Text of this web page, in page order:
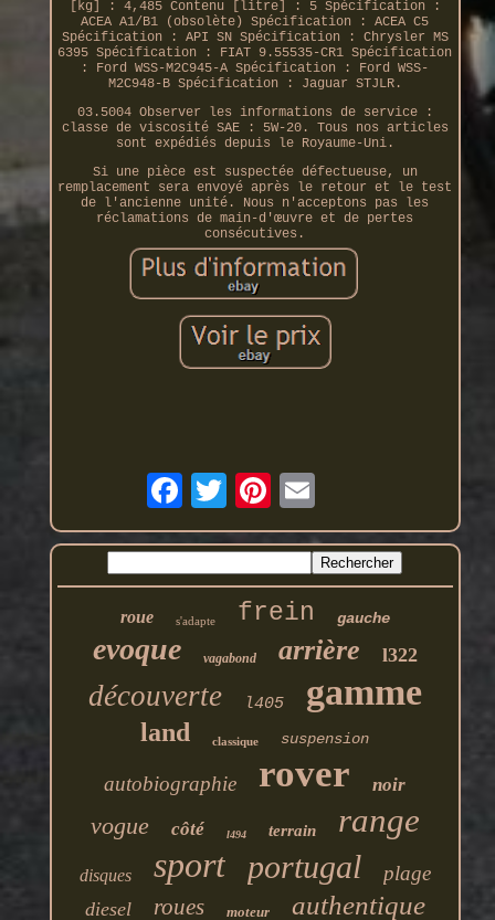
[kg] : 4,485 Contenu [litre] : 5 Spécification :
ACEA A1/B1 (obsolète) Spécification : ACEA C5
Spécification : API SN Spécification : Chrysler MS
6395 Spécification : FIAT 9.55535-CR1 Spécification
: Ford WSS-M2C945-A Spécification : Ford WSS-
M2C948-B Spécification : Jaguar STJLR.
03.5004 Observer les informations de service :
classe de viscosité SAE : 5W-20. Tous nos articles
sont expédiés depuis le Royaume-Uni.
Si une pièce est suspectée défectueuse, un
remplacement sera envoyé après le retour et le test
de l'ancienne unité. Nous n'acceptons pas les
réclamations de main-d'œuvre et de pertes
consécutives.
roue s'adapte frein gauche
evoque vagabond arrière l322
découverte l405 gamme
land classique suspension
autobiographie rover noir
vogue côté l494 terrain range
disques sport portugal plage
diesel roues moteur authentique